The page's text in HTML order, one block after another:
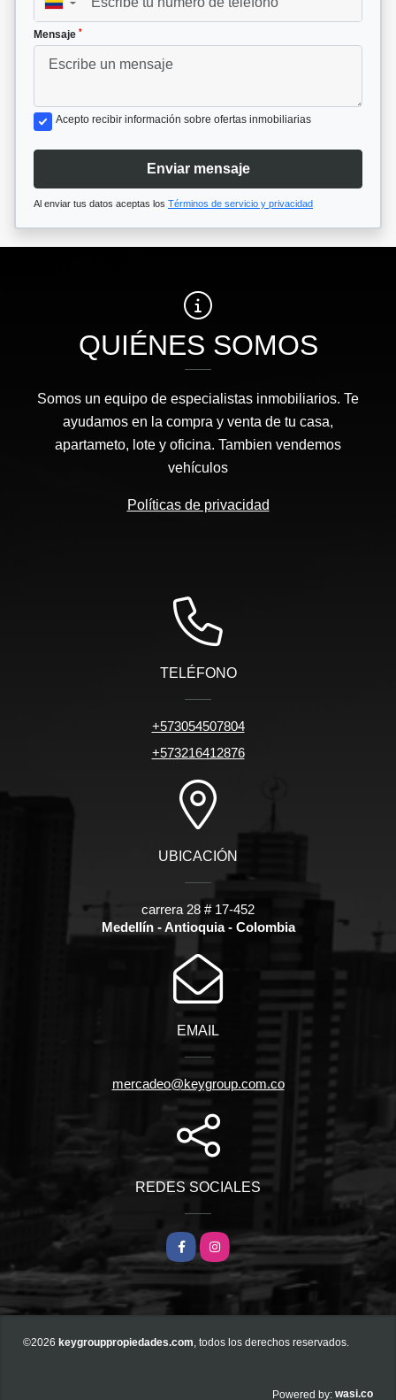
▼
Mensaje *
Acepto recibir información sobre ofertas inmobiliarias
Enviar mensaje
Al enviar tus datos aceptas los Términos de servicio y privacidad
QUIÉNES SOMOS
Somos un equipo de especialistas inmobiliarios. Te
ayudamos en la compra y venta de tu casa,
apartameto, lote y oficina. Tambien vendemos
vehículos
Políticas de privacidad
TELÉFONO
+573054507804
+573216412876
UBICACIÓN
carrera 28 # 17-452
Medellín - Antioquia - Colombia
EMAIL
mercadeo@keygroup.com.co
REDES SOCIALES
FacebookInstagram
©2026 keygrouppropiedades.com, todos los derechos reservados.
Powered by: wasi.co